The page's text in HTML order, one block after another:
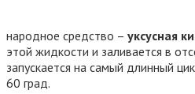
народное средство – уксусная
этой жидкости и заливается в
запускается на самый длинный
60 град.